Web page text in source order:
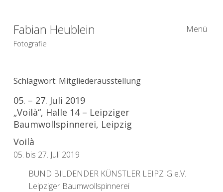
Fabian Heublein
Fotografie
Menü
Schlagwort: Mitgliederausstellung
05. – 27. Juli 2019
„Voilà“, Halle 14 – Leipziger
Baumwollspinnerei, Leipzig
Voilà
05. bis 27. Juli 2019
BUND BILDENDER KÜNSTLER LEIPZIG e.V.
Leipziger Baumwollspinnerei